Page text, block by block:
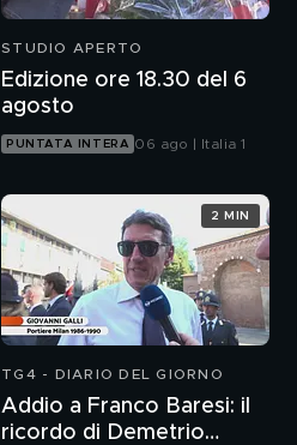
STUDIO APERTO
Edizione ore 18.30 del 6
agosto
PUNTATA INTERA 06 ago | Italia 1
TG4 - DIARIO DEL GIORNO
Addio a Franco Baresi: il
ricordo di Demetrio
2 MIN